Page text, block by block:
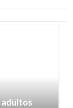
adultos